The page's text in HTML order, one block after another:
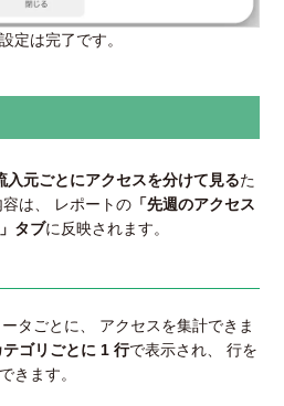
定は完了です。
入元ごとにアクセスを分けて見るた
は、 レポートの 「先週のアクセス
タブに反映されます。
タごとに、 アクセスを集計できま
テゴリごとに 1 行で表示され、 行を
きます。